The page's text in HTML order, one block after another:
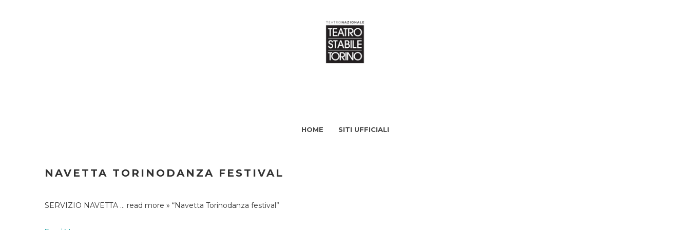
HOME SITI UFFICIALI
NAVETTA TORINODANZA FESTIVAL
SERVIZIO NAVETTA … read more » “Navetta Torinodanza festival”